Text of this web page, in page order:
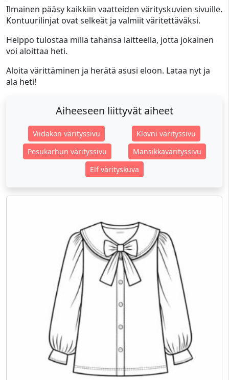
Ilmainen pääsy kaikkiin vaatteiden värityskuvien sivuille.
Kontuurilinjat ovat selkeät ja valmiit väritettäväksi.
Helppo tulostaa millä tahansa laitteella, jotta jokainen
voi aloittaa heti.
Aloita värittäminen ja herätä asusi eloon. Lataa nyt ja
ala heti!
Aiheeseen liittyvät aiheet
Viidakon värityssivu
Klovni värityssivu
Pesukarhun värityssivu
Mansikkavärityssivu
Elf värityskuva